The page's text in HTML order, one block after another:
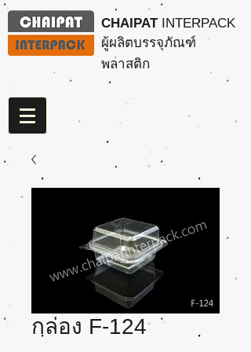
CHAIPATINTERPACK
ผู้ผลิตบรรจุภัณฑ์
พลาสติก
กล่อง F-124